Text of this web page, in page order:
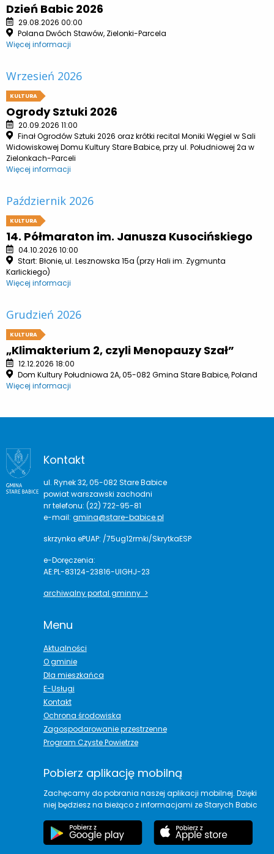
Dzień Babic 2026
29.08.2026 00:00
Polana Dwóch Stawów, Zielonki-Parcela
Więcej informacji
Wrzesień 2026
KULTURA
Ogrody Sztuki 2026
20.09.2026 11:00
Finał Ogrodów Sztuki 2026 oraz krótki recital Moniki Węgiel w Sali
Widowiskowej Domu Kultury Stare Babice, przy ul. Południowej 2a w
Zielonkach-Parceli
Więcej informacji
Październik 2026
KULTURA
14. Półmaraton im. Janusza Kusocińskiego
04.10.2026 10:00
Start: Błonie, ul. Lesznowska 15a (przy Hali im. Zygmunta
Karlickiego)
Więcej informacji
Grudzień 2026
KULTURA
„Klimakterium 2, czyli Menopauzy Szał”
12.12.2026 18:00
Dom Kultury Południowa 2A, 05-082 Gmina Stare Babice, Poland
Więcej informacji
Kontakt
ul. Rynek 32, 05-082 Stare Babice
powiat warszawski zachodni
nr telefonu: (22) 722-95-81
e-mail: gmina@stare-babice.pl
skrzynka ePUAP: /75ug12rmki/SkrytkaESP
e-Doręczenia:
AE:PL-83124-23816-UIGHJ-23
archiwalny portal gminny >
Menu
Aktualności
O gminie
Dla mieszkańca
E-Usługi
Kontakt
Ochrona środowiska
Zagospodarowanie przestrzenne
Program Czyste Powietrze
Pobierz aplikację mobilną
Zachęcamy do pobrania naszej aplikacji mobilnej. Dzięki
niej będziesz na bieżąco z informacjami ze Starych Babic